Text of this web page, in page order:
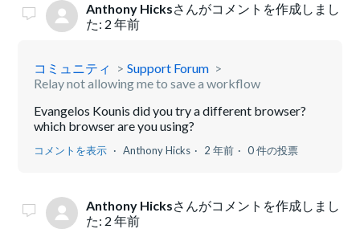
Anthony Hicksさんがコメントを作成しまし
た: 2 年前
コミュニティ
Support Forum
Relay not allowing me to save a workflow
Evangelos Kounis did you try a different browser?
which browser are you using?
コメントを表示 Anthony Hicks 2 年前 0 件の投票
Anthony Hicksさんがコメントを作成しまし
た: 2 年前